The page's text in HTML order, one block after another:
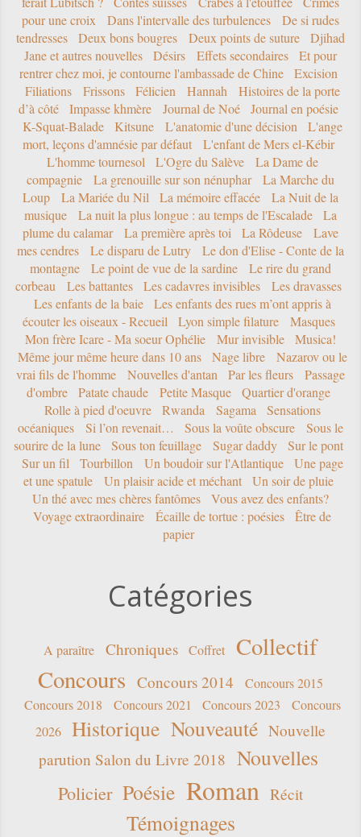
pour une croix
Dans l'intervalle des turbulences
De si rudes
tendresses
Deux bons bougres Deux points de suture
Djihad
Jane et autres nouvelles
Désirs Effets secondaires
Et pour
rentrer chez moi, je contourne l'ambassade de Chine
Excision
Filiations
Frissons Félicien Hannah
Histoires de la porte
d’à côté
Impasse khmère Journal de Noé
Journal en poésie
K-Squat-Balade
Kitsune L'anatomie d'une décision
L'ange
mort, leçons d'amnésie par défaut
L'enfant de Mers el-Kébir
L'homme tournesol
L'Ogre du Salève
La Dame de
compagnie
La grenouille sur son nénuphar
La Marche du
Loup
La Mariée du Nil La mémoire effacée
La Nuit de la
musique
La nuit la plus longue : au temps de l'Escalade
La
plume du calamar
La première après toi La Rôdeuse
Lave
mes cendres
Le disparu de Lutry
Le don d'Elise - Conte de la
montagne
Le point de vue de la sardine
Le rire du grand
corbeau
Les battantes Les cadavres invisibles
Les dravasses
Les enfants de la baie
Les enfants des rues m’ont appris à
écouter les oiseaux - Recueil
Lyon simple filature
Masques
Mon frère Icare - Ma soeur Ophélie
Mur invisible
Musica!
Même jour même heure dans 10 ans
Nage libre
Nazarov ou le
vrai fils de l'homme
Nouvelles d'antan Par les fleurs
Passage
d'ombre
Patate chaude Petite Masque
Quartier d'orange
Rolle à pied d'oeuvre
Rwanda Sagama
Sensations
océaniques
Si l’on revenait… Sous la voûte obscure
Sous le
sourire de la lune
Sous ton feuillage Sugar daddy
Sur le pont
Sur un fil
Tourbillon Un boudoir sur l'Atlantique
Une page
et une spatule
Un plaisir acide et méchant
Un soir de pluie
Un thé avec mes chères fantômes
Vous avez des enfants?
Voyage extraordinaire
Écaille de tortue : poésies
Être de
papier
Catégories
A paraître Chroniques Coffret
Collectif
Concours Concours 2014
Concours 2015
Concours 2018
Concours 2021 Concours 2023
Concours
2026
Historique Nouveauté Nouvelle
parution Salon du Livre 2018 Nouvelles
Policier Poésie Roman Récit
Témoignages